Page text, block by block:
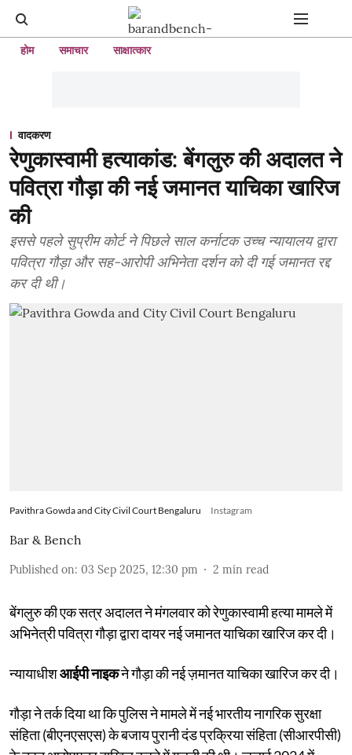
होम समाचार साक्षात्कार
वादकरण
रेणुकास्वामी हत्याकांड: बेंगलुरु की अदालत ने
पवित्रा गौड़ा की नई जमानत याचिका खारिज
की
इससे पहले सुप्रीम कोर्ट ने पिछले साल कर्नाटक उच्च न्यायालय द्वारा
पवित्रा गौड़ा और सह-आरोपी अभिनेता दर्शन को दी गई जमानत रद्द
कर दी थी।
Pavithra Gowda and City Civil Court Bengaluru Instagram
Bar & Bench
Published on: 03 Sep 2025, 12:30 pm 2 min read
बेंगलुरु की एक सत्र अदालत ने मंगलवार को रेणुकास्वामी हत्या मामले में
अभिनेत्री पवित्रा गौड़ा द्वारा दायर नई जमानत याचिका खारिज कर दी।
न्यायाधीशआईपी नाइकने गौड़ा की नई ज़मानत याचिका खारिज कर दी।
गौड़ा ने तर्क दिया था कि पुलिस ने मामले में नई भारतीय नागरिक सुरक्षा
संहिता (बीएनएसएस) के बजाय पुरानी दंड प्रक्रिया संहिता (सीआरपीसी)